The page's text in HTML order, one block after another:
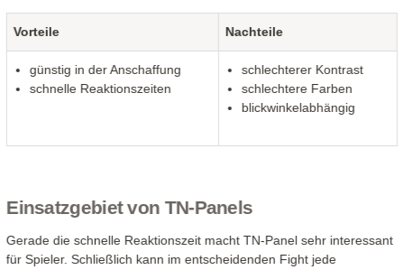
Vorteile Nachteile
günstig in der Anschaffung
schnelle Reaktionszeiten
schlechterer Kontrast
schlechtere Farben
blickwinkelabhängig
Einsatzgebiet von TN-Panels
Gerade die schnelle Reaktionszeit macht TN-Panel sehr interessant
für Spieler. Schließlich kann im entscheidenden Fight jede